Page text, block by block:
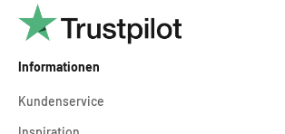
Informationen
Kundenservice